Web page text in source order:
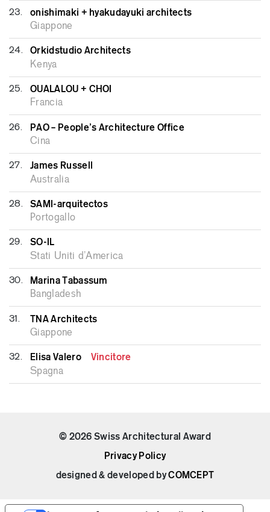
23. onishimaki + hyakudayuki architects
Giappone
24. Orkidstudio Architects
Kenya
25. OUALALOU + CHOI
Francia
26. PAO – People’s Architecture Office
Cina
27. James Russell
Australia
28. SAMI-arquitectos
Portogallo
29. SO-IL
Stati Uniti d’America
30. Marina Tabassum
Bangladesh
31. TNA Architects
Giappone
32. Elisa Valero Vincitore
Spagna
© 2026 Swiss Architectural Award
Privacy Policy
designed & developed byCOMCEPT